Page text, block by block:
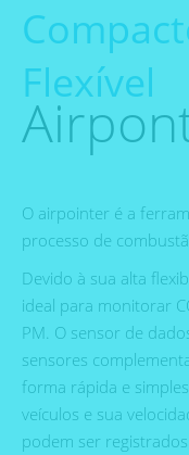
Flexível
O airpointer é a
processo de
Devido à sua alta
ideal para monitorar
PM. O sensor de
sensores
forma rápida e
veículos e sua
podem ser